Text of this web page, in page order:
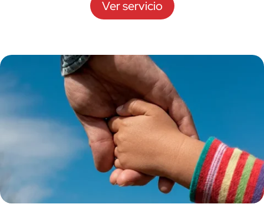
Ver servicio